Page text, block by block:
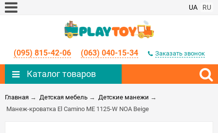
UA RU
(095) 815-42-06 (063) 040-15-34 Заказать звонок
Каталог товаров
Главная → Детская мебель → Детские манежи →
Манеж-кроватка El Camino ME 1125-W NOA Beige